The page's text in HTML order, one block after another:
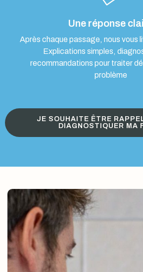
Une réponse
Après chaque passage, nous vous
Explications simples,
recommandations pour traiter
problème
JE SOUHAITE ÊTRE
DIAGNOSTIQUER MA